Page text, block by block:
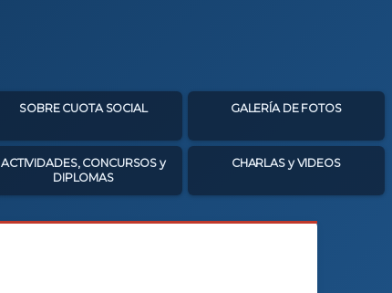
SOBRE CUOTA SOCIAL GALERÍA DE FOTOS
ACTIVIDADES, CONCURSOS y
DIPLOMAS
CHARLAS y VIDEOS